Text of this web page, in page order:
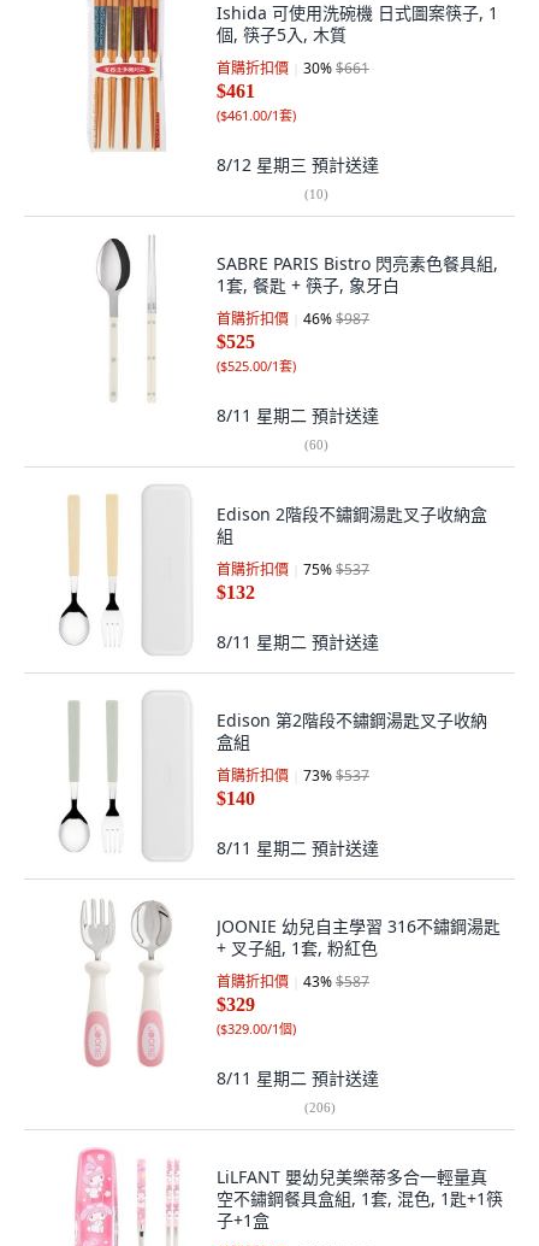
Ishida 可使用洗碗機 日式圖案筷子, 1
個, 筷子5入, 木質
首購折扣價 30%$661
$461
($461.00/1套)
8/12 星期三 預計送達
(10)
SABRE PARIS Bistro 閃亮素色餐具組,
1套, 餐匙 + 筷子, 象牙白
首購折扣價 46%$987
$525
($525.00/1套)
8/11 星期二 預計送達
(60)
Edison 2階段不鏽鋼湯匙叉子收納盒
組
首購折扣價 75%$537
$132
8/11 星期二 預計送達
Edison 第2階段不鏽鋼湯匙叉子收納
盒組
首購折扣價 73%$537
$140
8/11 星期二 預計送達
JOONIE 幼兒自主學習 316不鏽鋼湯匙
+ 叉子組, 1套, 粉紅色
首購折扣價 43%$587
$329
($329.00/1個)
8/11 星期二 預計送達
(206)
LiLFANT 嬰幼兒美樂蒂多合一輕量真
空不鏽鋼餐具盒組, 1套, 混色, 1匙+1筷
子+1盒